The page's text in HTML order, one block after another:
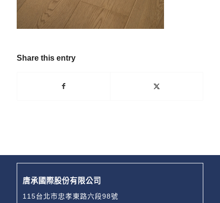
Share this entry
唐承國際股份有限公司
115台北市忠孝東路六段98號